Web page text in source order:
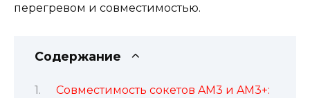
перегревом и совместимостью.
Содержание
Совместимость сокетов AM3 и AM3+: